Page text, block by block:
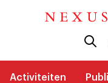
Activiteiten